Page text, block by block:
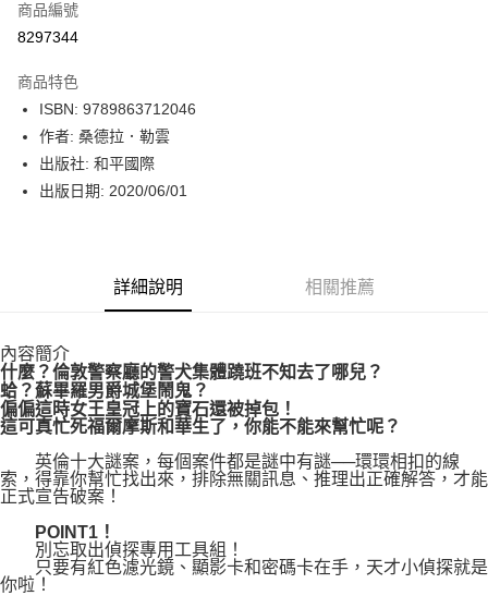
信用卡一次付款
LINE Pay
Apple Pay
街口支付
博客來商品配送方式
每筆NT$80，滿NT$1,000(含以上)免運費
商品編號
8297344
商品特色
ISBN: 9789863712046
作者: 桑德拉．勒雲
出版社: 和平國際
出版日期: 2020/06/01
詳細說明 相關推薦
內容簡介
什麼？倫敦警察廳的警犬集體蹺班不知去了哪兒？
蛤？蘇畢羅男爵城堡鬧鬼？
偏偏這時女王皇冠上的寶石還被掉包！
這可真忙死福爾摩斯和華生了，你能不能來幫忙呢？
英倫十大謎案，每個案件都是謎中有謎──環環相扣的線
索，得靠你幫忙找出來，排除無關訊息、推理出正確解答，才能
正式宣告破案！
POINT1！
別忘取出偵探專用工具組！
只要有紅色濾光鏡、顯影卡和密碼卡在手，天才小偵探就是
你啦！